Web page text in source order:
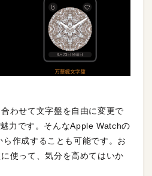
わせて文字盤を自由に変更で
力です。そんなApple Watchの
作成することも可能です。お
使って、気分を高めてはいか